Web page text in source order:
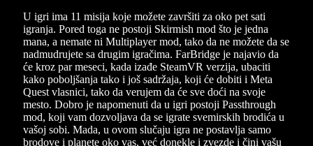
U igri ima 11 misija koje možete završiti za oko pet sati
igranja. Pored toga ne postoji Skirmish mod što je jedna
mana, a nemate ni Multiplayer mod, tako da ne možete da se
nadmudrujete sa drugim igračima. FarBridge je najavio da
će kroz par meseci, kada izađe SteamVR verzija, ubaciti
kako poboljšanja tako i još sadržaja, koji će dobiti i Meta
Quest vlasnici, tako da verujem da će sve doći na svoje
mesto. Dobro je napomenuti da u igri postoji Passthrough
mod, koji vam dozvoljava da se igrate svemirskih brodića u
vašoj sobi. Mada, u ovom slučaju igra ne postavlja samo
brodove i planete oko vas, već donekle i zvezde i čini vašu